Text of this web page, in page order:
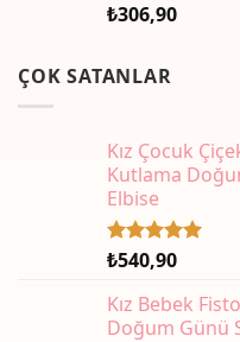
₺306,90
ÇOK SATANLAR
Kız Çocuk
Kutlama
Elbise
5 üzerinden
aldı
₺540,90
Kız Bebek
Doğum Günü